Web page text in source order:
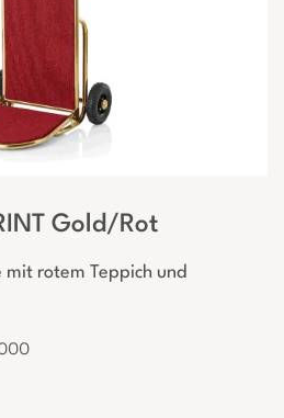
Gold/Rot
rotem Teppich und